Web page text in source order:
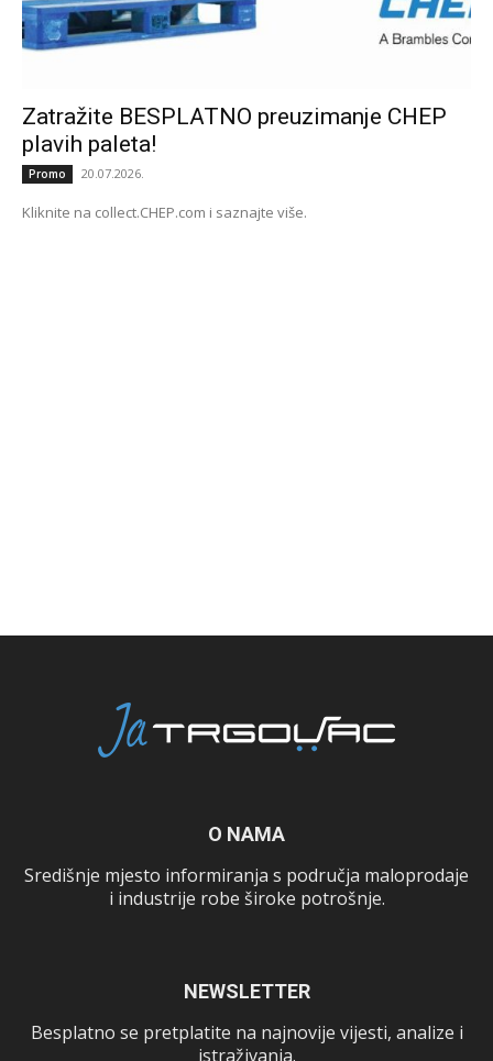
Zatražite BESPLATNO preuzimanje CHEP
plavih paleta!
Promo 20.07.2026.
Kliknite na collect.CHEP.com i saznajte više.
O NAMA
Središnje mjesto informiranja s područja maloprodaje
i industrije robe široke potrošnje.
NEWSLETTER
Besplatno se pretplatite na najnovije vijesti, analize i
istraživanja.